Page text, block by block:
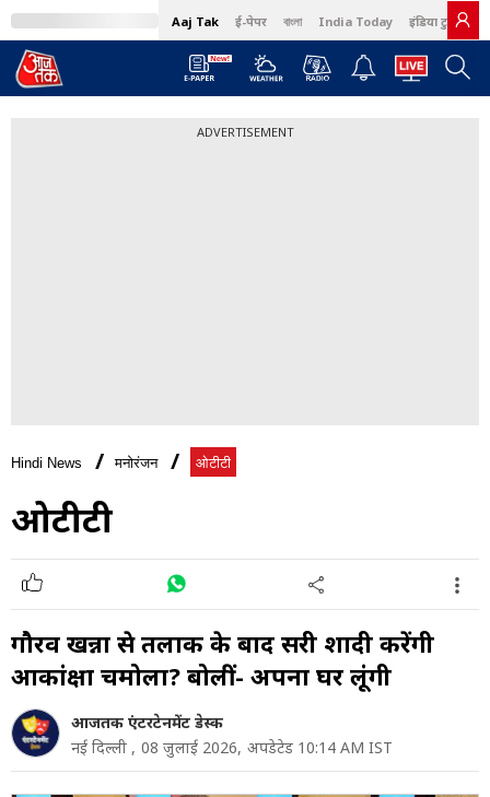
Aaj Tak ई-पेपर বাংলা India Today इंडिया टुडे हिंदी
ADVERTISEMENT
Hindi News मनोरंजन ओटीटी
ओटीटी
गौरव खन्ना से तलाक के बाद दूसरी शादी करेंगी
आकांक्षा चमोला? बोलीं- अपना घर लूंगी
आजतक एंटरटेनमेंट डेस्क
नई दिल्ली , 08 जुलाई 2026, अपडेटेड 10:14 AM IST